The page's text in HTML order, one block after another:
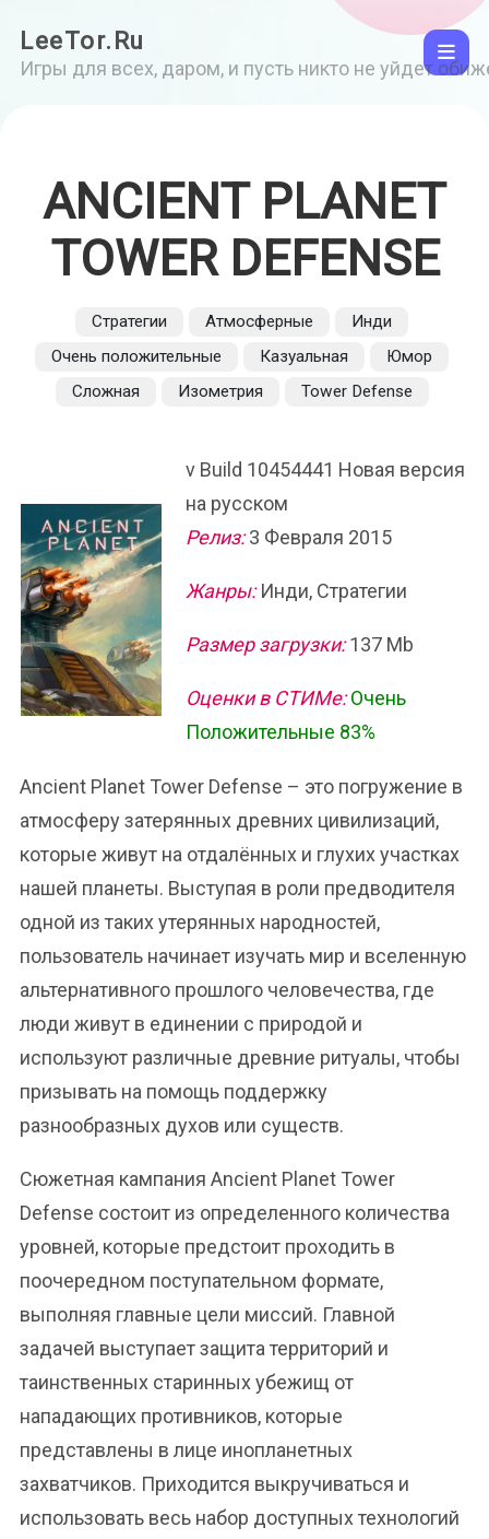
LeeTor.Ru
Игры для всех, даром, и пусть никто не уйдет
ANCIENT PLANET
TOWER DEFENSE
Стратегии Атмосферные
Инди
Очень положительные
Казуальная
Юмор
Сложная
Изометрия Tower Defense
v Build 10454441 Новая версия
на русском
Релиз:3 Февраля 2015
Жанры:Инди, Стратегии
Размер загрузки:137 Mb
Оценки в СТИМе: Очень
Положительные 83%
Ancient Planet Tower Defense – это погружение в
атмосферу затерянных древних цивилизаций,
которые живут на отдалённых и глухих участках
нашей планеты. Выступая в роли предводителя
одной из таких утерянных народностей,
пользователь начинает изучать мир и вселенную
альтернативного прошлого человечества, где
люди живут в единении с природой и
используют различные древние ритуалы, чтобы
призывать на помощь поддержку
разнообразных духов или существ.
Сюжетная кампания Ancient Planet Tower
Defense состоит из определенного количества
уровней, которые предстоит проходить в
поочередном поступательном формате,
выполняя главные цели миссий. Главной
задачей выступает защита территорий и
таинственных старинных убежищ от
нападающих противников, которые
представлены в лице инопланетных
захватчиков. Приходится выкручиваться и
использовать весь набор доступных технологий